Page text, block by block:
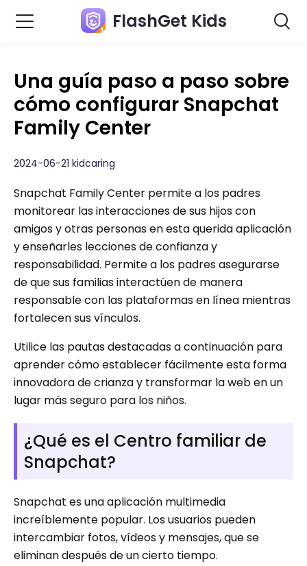
FlashGet Kids
Una guía paso a paso sobre
cómo configurar Snapchat
Family Center
2024-06-21 kidcaring
Snapchat Family Center permite a los padres
monitorear las interacciones de sus hijos con
amigos y otras personas en esta querida aplicación
y enseñarles lecciones de confianza y
responsabilidad. Permite a los padres asegurarse
de que sus familias interactúen de manera
responsable con las plataformas en línea mientras
fortalecen sus vínculos.
Utilice las pautas destacadas a continuación para
aprender cómo establecer fácilmente esta forma
innovadora de crianza y transformar la web en un
lugar más seguro para los niños.
¿Qué es el Centro familiar de
Snapchat?
Snapchat es una aplicación multimedia
increíblemente popular. Los usuarios pueden
intercambiar fotos, vídeos y mensajes, que se
eliminan después de un cierto tiempo.